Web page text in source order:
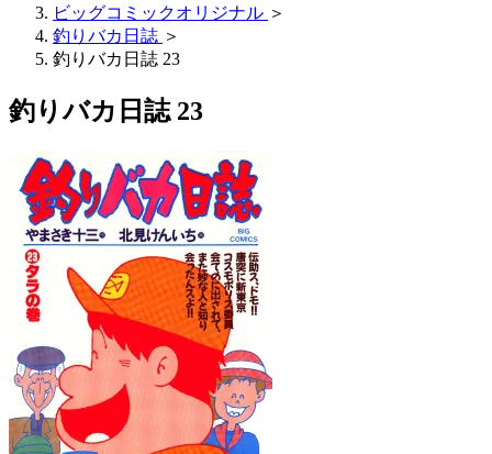
ビッグコミックオリジナル ＞
釣りバカ日誌 ＞
釣りバカ日誌 23
釣りバカ日誌 23